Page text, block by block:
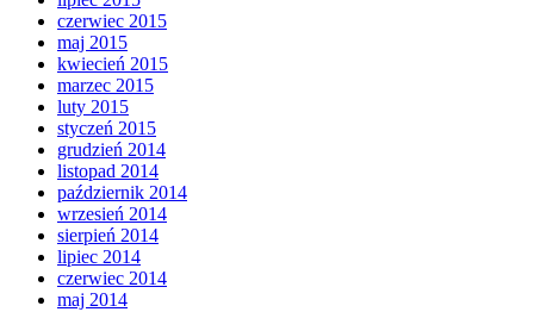
czerwiec 2015
maj 2015
kwiecień 2015
marzec 2015
luty 2015
styczeń 2015
grudzień 2014
listopad 2014
październik 2014
wrzesień 2014
sierpień 2014
lipiec 2014
czerwiec 2014
maj 2014